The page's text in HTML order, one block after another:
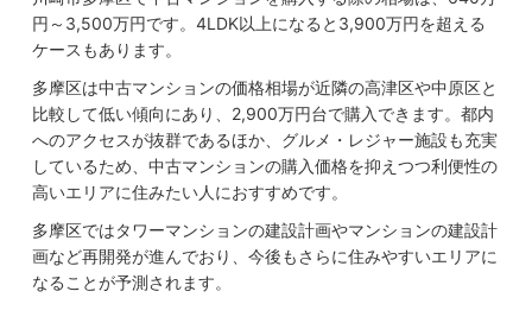
円～3,500万円です。4LDK以上になると3,900万円を超える
ケースもあります。
多摩区は中古マンションの価格相場が近隣の高津区や中原区と
比較して低い傾向にあり、2,900万円台で購入できます。都内
へのアクセスが抜群であるほか、グルメ・レジャー施設も充実
しているため、中古マンションの購入価格を抑えつつ利便性の
高いエリアに住みたい人におすすめです。
多摩区ではタワーマンションの建設計画やマンションの建設計
画など再開発が進んでおり、今後もさらに住みやすいエリアに
なることが予測されます。